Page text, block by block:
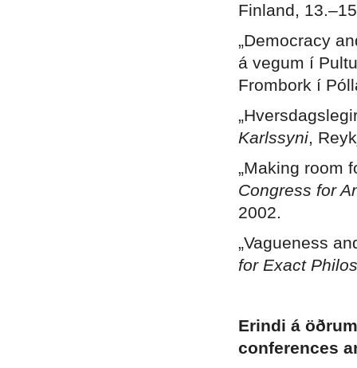
Finland,
„Democracy
á vegum í
Frombork í
Karlssyni,
„Making room
Congress for
2002.
„Vagueness
for Exact
Erindi á
conferences